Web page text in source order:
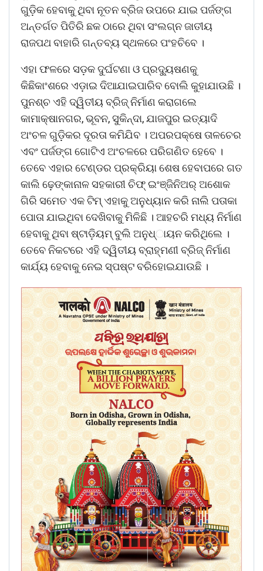
ଗୁଡ଼ିକ ହେବାକୁ ଥିବା ନୂତନ ବ୍ରିଜ ଉପରେ ଯାଇ ପର୍ଜଙ୍ଗ
ଅନ୍ତର୍ଗତ ପିତିରି ଛକ ଠାରେ ଥିବା ସଂଲଗ୍ନ ଜାତୀୟ
ରାଜପଥ ବାହାରି ଗନ୍ତବ୍ୟ ସ୍ଥଳରେ ପଂହଚିବେ ।
ଏହା ଫଳରେ ସଡ଼କ ଦୁର୍ଘଟଣା ଓ ପ୍ରଦ୍ୟୁଷଣକୁ
କିଛିକାଂଶରେ ଏଡ଼ାଇ ଦିଆଯାଇପାରିବ ବୋଲି କୁହାଯାଉଛି ।
ପୁନଶ୍ଚ ଏହି ଦ୍ୱିତୀୟ ବ୍ରିଜ୍ ନିର୍ମାଣ କରାଗଲେ
କାମାକ୍ଷାନଗର, ଭୂବନ, ସୁକିନ୍ଦା, ଯାଜପୁର ଇତ୍ୟାଦି
ଅଂଚଳ ଗୁଡ଼ିକର ଦୂରତା କମିଯିବ । ଅପରପକ୍ଷେ ତାଳଚେର
ଏବଂ ପର୍ଜଙ୍ଗ ଗୋଟିଏ ଅଂଚଳରେ ପରିଗଣିତ ହେବେ ।
ତେବେ ଏହାର ଟେଣ୍ଡର ପ୍ରକ୍ରିୟା ଶେଷ ହେବାପରେ ଗତ
କାଲି ଢ଼େଙ୍କାନାଳ ସହକାରୀ ଚିଫ୍ ଇଂଞ୍ଜିନିଅର୍ ଅଶୋକ
ଗିରି ସମେତ ଏକ ଟିମ୍ ଏହାକୁ ଅନୁଧ୍ୟାନ କରି ନାଲି ପତାକା
ପୋତା ଯାଇଥିବା ଦେଖିବାକୁ ମିଳିଛି । ଆହଚରି ମଧ୍ୟ ନିର୍ମାଣ
ହେବାକୁ ଥିବା ଷ୍ଟାଡ଼ିୟମ୍ ବୁଲି ଅନୁଧ୍‌ାୟନ କରିଥିଲେ ।
ତେବେ ନିକଟରେ ଏହି ଦ୍ୱିତୀୟ ବ୍ରାହ୍ମଣୀ ବ୍ରିଜ୍ ନିର୍ମାଣ
କାର୍ଯ୍ୟ ହେବାକୁ ନେଇ ସ୍ପଷ୍ଟ ବରିହୋଇଯାଉଛି ।